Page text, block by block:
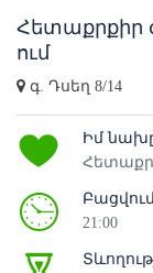
Հետաքրքիր
ում
գ. Դսեղ 8/14
Իմ
21:00